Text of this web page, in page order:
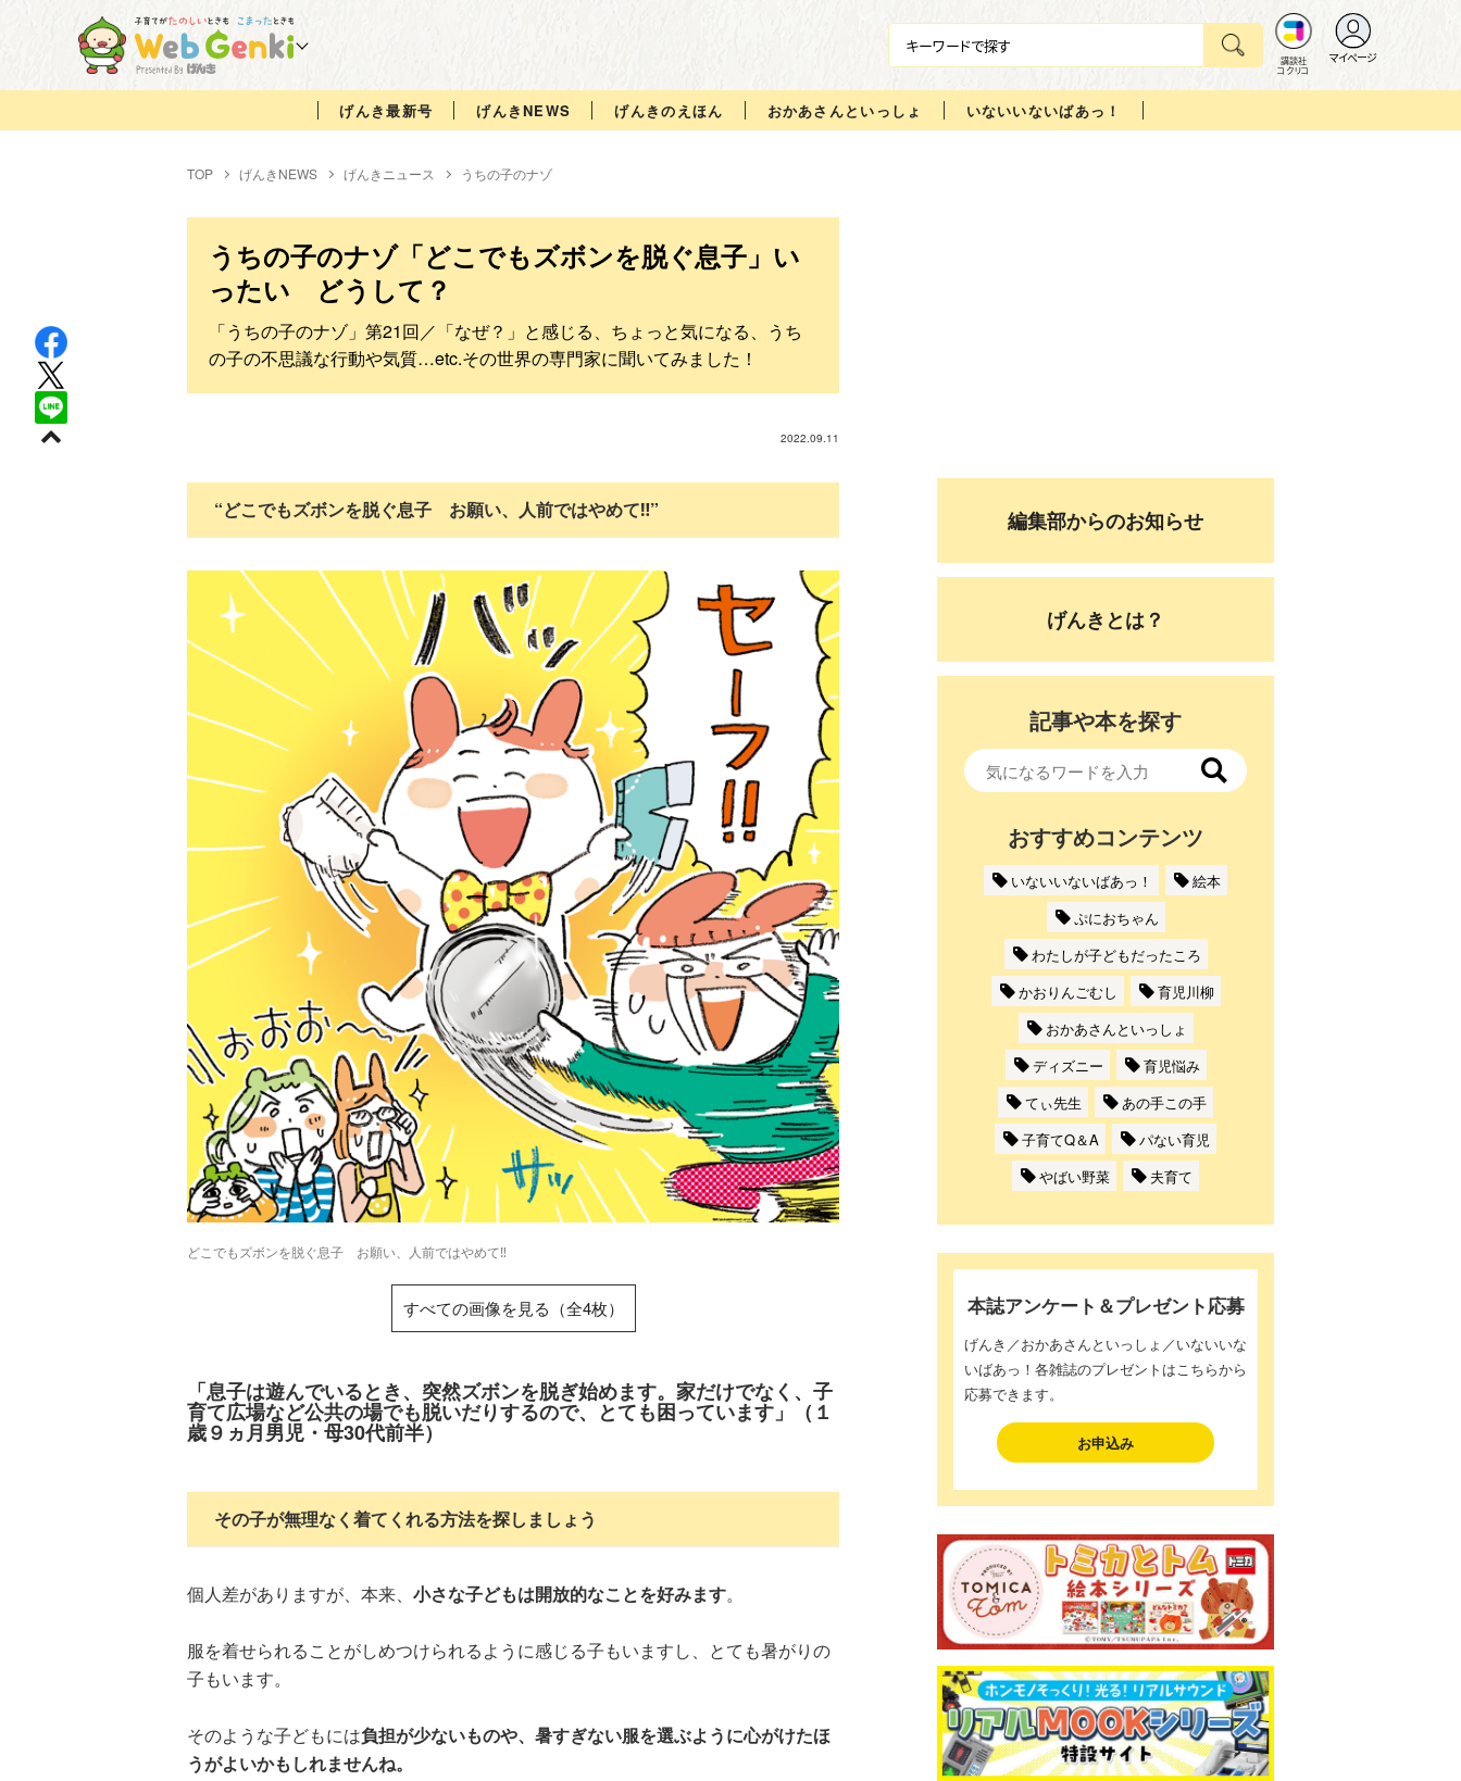
講談社
コクリコ
マイページ
げんき最新号 げんきNEWS げんきのえほん おかあさんといっしょ いないいないばあっ！
TOP げんきNEWS げんきニュース うちの子のナゾ
うちの子のナゾ「どこでもズボンを脱ぐ息子」い
ったい どうして？
「うちの子のナゾ」第21回／「なぜ？」と感じる、ちょっと気になる、うち
の子の不思議な行動や気質…etc.その世界の専門家に聞いてみました！
2022.09.11
“どこでもズボンを脱ぐ息子 お願い、人前ではやめて‼︎”
どこでもズボンを脱ぐ息子 お願い、人前ではやめて‼︎
すべての画像を見る（全4枚）
「息子は遊んでいるとき、突然ズボンを脱ぎ始めます。家だけでなく、子
育て広場など公共の場でも脱いだりするので、とても困っています」（１
歳９ヵ月男児・母30代前半）
その子が無理なく着てくれる方法を探しましょう
個人差がありますが、本来、 小さな子どもは開放的なことを好みます。
服を着せられることがしめつけられるように感じる子もいますし、とても暑がりの
子もいます。
そのような子どもには負担が少ないものや、暑すぎない服を選ぶように心がけたほ
うがよいかもしれませんね。
編集部からのお知らせ
げんきとは？
記事や本を探す
おすすめコンテンツ
いないいないばあっ！
絵本
ぷにおちゃん
わたしが子どもだったころ
かおりんごむし
育児川柳
おかあさんといっしょ
ディズニー
育児悩み
てぃ先生
あの手この手
子育てQ＆A
パない育児
やばい野菜
夫育て
本誌アンケート＆プレゼント応募
げんき／おかあさんといっしょ／いないいな
いばあっ！各雑誌のプレゼントはこちらから
応募できます。
お申込み